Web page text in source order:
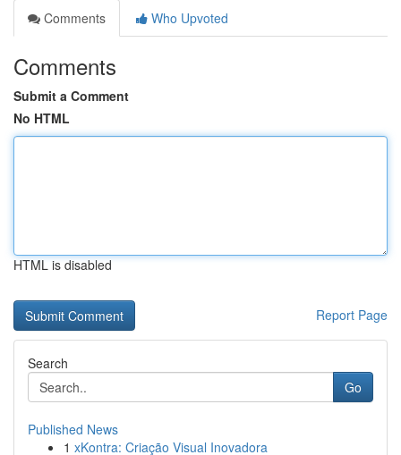
Comments
Who Upvoted
Comments
Submit a Comment
No HTML
HTML is disabled
Report Page
Search
Go
Published News
1 xKontra: Criação Visual Inovadora